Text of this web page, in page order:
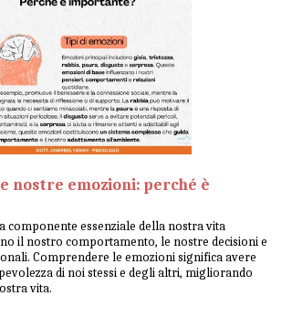
nostre emozioni: perché è
componente essenziale della nostra vita
il nostro comportamento, le nostre decisioni e
Comprendere le emozioni significa avere
di noi stessi e degli altri, migliorando
vita.